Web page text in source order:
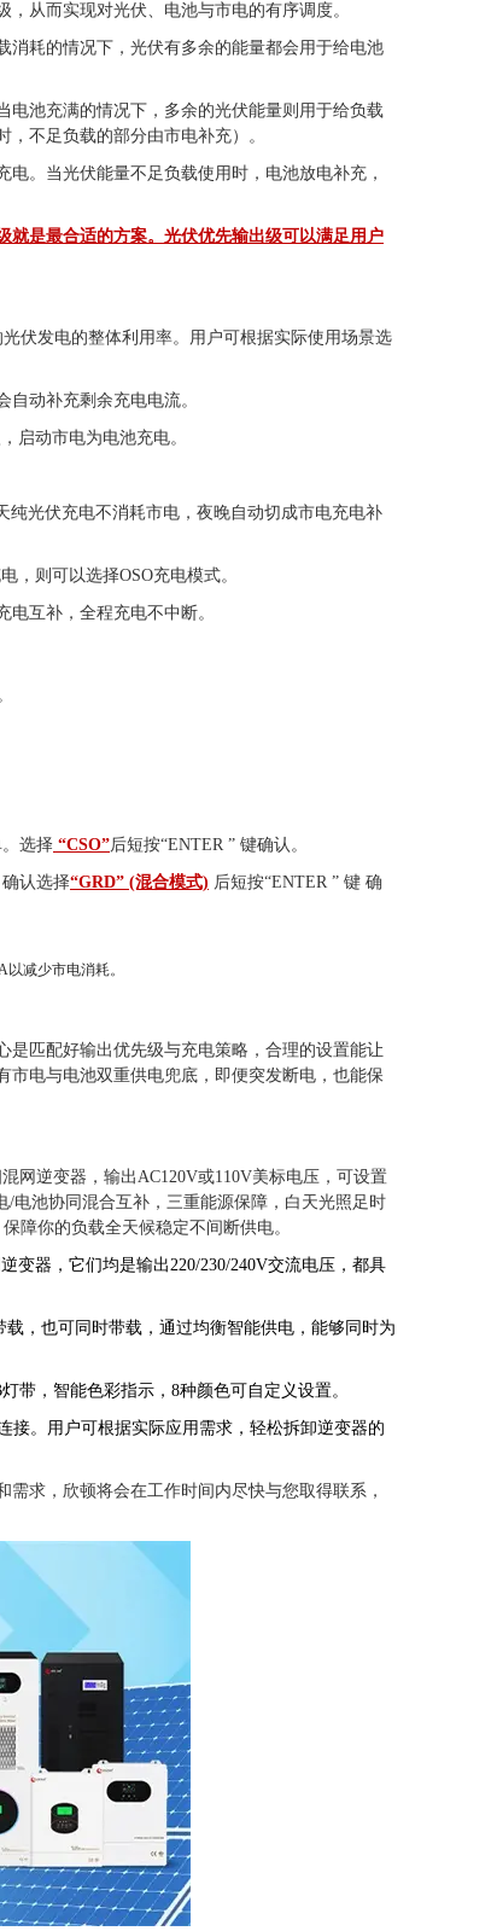
从而实现对光伏、电池与市电的有序调度。
消耗的情况下，光伏有多余的能量都会用于给电池
电池充满的情况下，多余的光伏能量则用于给负载
不足负载的部分由市电补充）。
。当光伏能量不足负载使用时，电池放电补充，
是最合适的方案。 光伏优先输出级可以满足用户
伏发电的整体利用率。用户可根据实际使用场景选
动补充剩余充电电流。
启动市电为电池充电。
纯光伏充电不消耗市电，夜晚自动切成市电充电补
，则可以选择OSO充电模式。
互补，全程充电不中断。
选择 “CSO”后短按“ENTER ” 键确认。
确认选择“GRD” (混合模式) 后短按“ENTER ” 键 确
减少市电消耗。
是匹配好输出优先级与充电策略，合理的设置能让
市电与电池双重供电兜底，即便突发断电，也能保
网逆变器，输出AC120V或110V美标电压，可设置
电池协同混合互补，三重能源保障，白天光照足时
障你的负载全天候稳定不间断供电。
变器，它们均是输出220/230/240V交流电压，都具
，也可同时带载，通过均衡智能供电，能够同时为
带，智能色彩指示，8种颜色可自定义设置。
接。用户可根据实际应用需求，轻松拆卸逆变器的
求，欣顿将会在工作时间内尽快与您取得联系，